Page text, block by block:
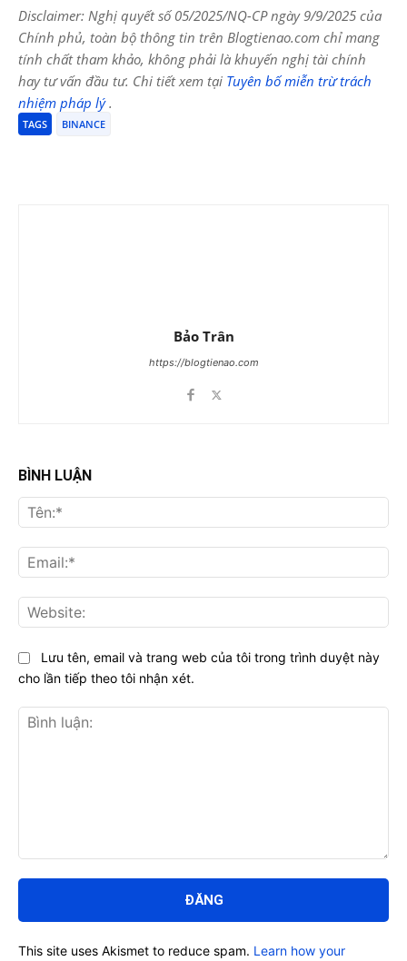
Disclaimer: Nghị quyết số 05/2025/NQ-CP ngày 9/9/2025 của
Chính phủ, toàn bộ thông tin trên Blogtienao.com chỉ mang
tính chất tham khảo, không phải là khuyến nghị tài chính
hay tư vấn đầu tư. Chi tiết xem tại Tuyên bố miễn trừ trách
nhiệm pháp lý.
TAGS BINANCE
Bảo Trân
https://blogtienao.com
BÌNH LUẬN
luận:
Lưu tên, email và trang web của tôi trong trình duyệt này
cho lần tiếp theo tôi nhận xét.
This site uses Akismet to reduce spam. Learn how your